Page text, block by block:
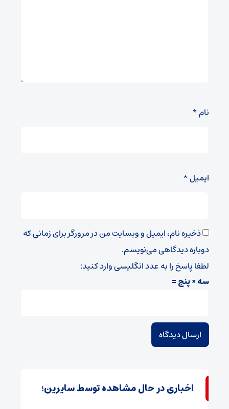
نام*
ایمیل*
ذخیره نام، ایمیل و وبسایت من در مرورگر برای زمانی که
دوباره دیدگاهی می‌نویسم.
لطفا پاسخ را به عدد انگلیسی وارد کنید:
سه × پنج =
اخباری در حال مشاهده توسط سایرین؛